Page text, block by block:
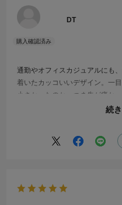
DT
通勤やオフィスカジュアルにも
着いたカッコいいデザイン。一
小さかったのか、つま先が痛か
にフィットしたこの靴は、どの
続